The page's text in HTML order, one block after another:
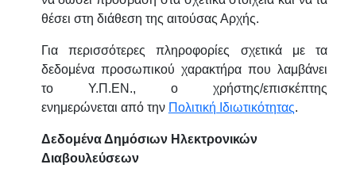
θέσει στη διάθεση της αιτούσας Αρχής.
Για περισσότερες πληροφορίες σχετικά με τα
δεδομένα προσωπικού χαρακτήρα που λαμβάνει
το Υ.Π.ΕΝ., ο χρήστης/επισκέπτης
ενημερώνεται από την Πολιτική Ιδιωτικότητας.
Δεδομένα Δημόσιων Ηλεκτρονικών
Διαβουλεύσεων